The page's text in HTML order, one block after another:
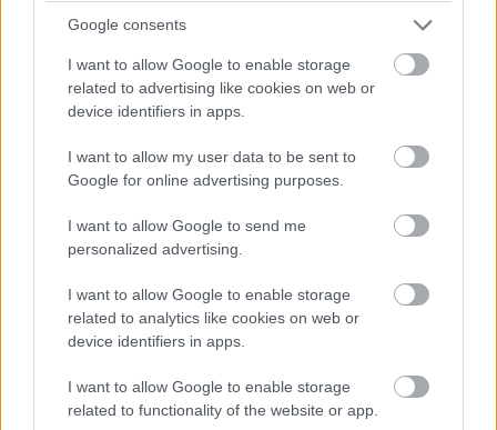
Google consents
I want to allow Google to enable storage
related to advertising like cookies on web or
device identifiers in apps.
I want to allow my user data to be sent to
Google for online advertising purposes.
I want to allow Google to send me
personalized advertising.
I want to allow Google to enable storage
related to analytics like cookies on web or
device identifiers in apps.
I want to allow Google to enable storage
related to functionality of the website or app.
Egy apa, akinek két gyermekének 5 lábujja, míg 3
gyermekének két lábujja van, a következőképpen emlékszik